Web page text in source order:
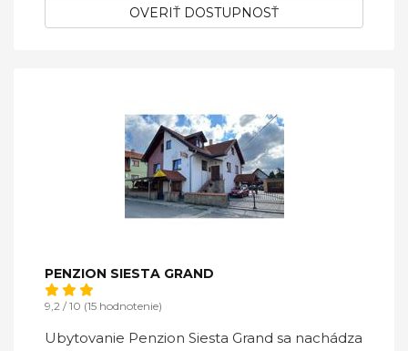
OVERIŤ DOSTUPNOSŤ
PENZION SIESTA GRAND
9,2 / 10 (15 hodnotenie)
Ubytovanie Penzion Siesta Grand sa nachádza